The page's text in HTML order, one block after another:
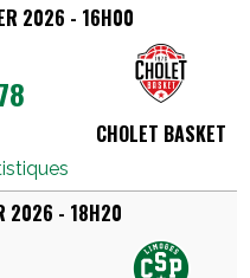
2026 - 16H00
CHOLET BASKET
2026 - 18H20